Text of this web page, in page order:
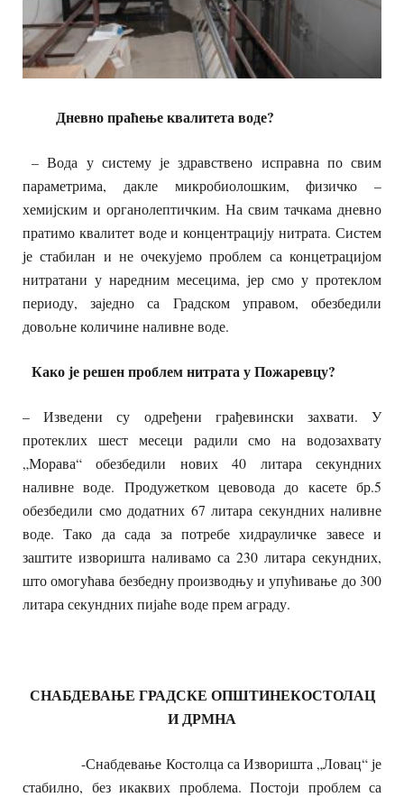
Дневнопраћењеквалитетаводе?
– Вода у систему је здравствено исправна по свим
параметрима, дакле микробиолошким, физичко –
хемијским и органолептичким. На свим тачкама дневно
пратимо квалитет воде и концентрацију нитрата. Систем
је стабилан и не очекујемо проблем са концетрацијом
нитратани у наредним месецима, јер смо у протеклом
периоду, заједно са Градском управом, обезбедили
довољне количине наливне воде.
Какојерешенпроблемнитрата у Пожаревцу?
– Изведени су одређени грађевински захвати. У
протеклих шест месеци радили смо на водозахвату
„Морава“ обезбедили нових 40 литара секундних
наливне воде. Продужетком цевовода до касете бр.5
обезбедили смо додатних 67 литара секундних наливне
воде. Тако да сада за потребе хидрауличке завесе и
заштите изворишта наливамо са 230 литара секундних,
што омогућава безбедну производњу и упућивање до 300
литара секундних пијаће воде прем аграду.
СНАБДЕВАЊЕ ГРАДСКЕ ОПШТИНЕКОСТОЛАЦ
И ДРМНА
-Снабдевање Костолца са Изворишта „Ловац“ је
стабилно, без икаквих проблема. Постоји проблем са